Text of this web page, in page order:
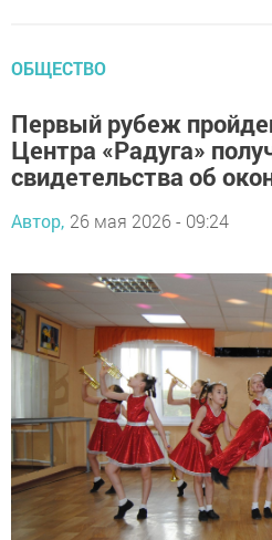
ОБЩЕСТВО
Первый рубеж
Центра «Радуга»
свидетельства об
Автор, 26 мая 2026 - 09:24